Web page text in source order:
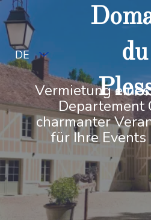
DE
du
Vermietung
Departement
charmanter
für Ihre Events